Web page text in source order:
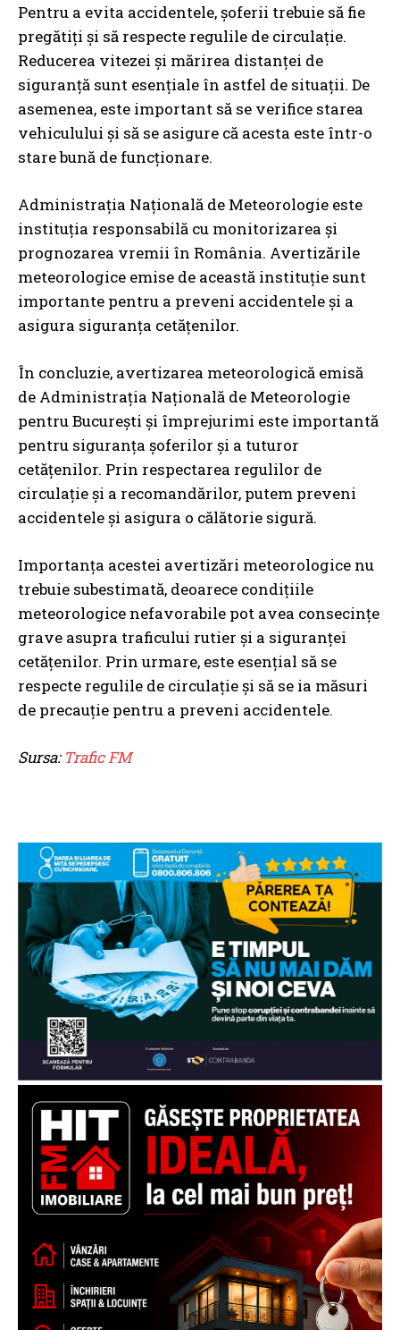
Pentru a evita accidentele, șoferii trebuie să fie
pregătiți și să respecte regulile de circulație.
Reducerea vitezei și mărirea distanței de
siguranță sunt esențiale în astfel de situații. De
asemenea, este important să se verifice starea
vehiculului și să se asigure că acesta este într-o
stare bună de funcționare.
Administrația Națională de Meteorologie este
instituția responsabilă cu monitorizarea și
prognozarea vremii în România. Avertizările
meteorologice emise de această instituție sunt
importante pentru a preveni accidentele și a
asigura siguranța cetățenilor.
În concluzie, avertizarea meteorologică emisă
de Administrația Națională de Meteorologie
pentru București și împrejurimi este importantă
pentru siguranța șoferilor și a tuturor
cetățenilor. Prin respectarea regulilor de
circulație și a recomandărilor, putem preveni
accidentele și asigura o călătorie sigură.
Importanța acestei avertizări meteorologice nu
trebuie subestimată, deoarece condițiile
meteorologice nefavorabile pot avea consecințe
grave asupra traficului rutier și a siguranței
cetățenilor. Prin urmare, este esențial să se
respecte regulile de circulație și să se ia măsuri
de precauție pentru a preveni accidentele.
Sursa: Trafic FM